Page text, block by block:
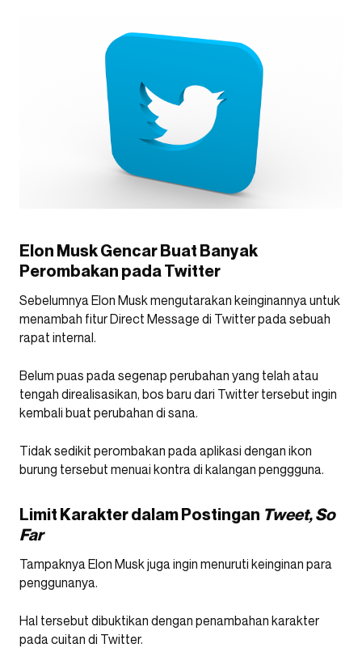
Elon Musk Gencar Buat Banyak
Perombakan pada Twitter
Sebelumnya Elon Musk mengutarakan keinginannya untuk
menambah fitur Direct Message di Twitter pada sebuah
rapat internal.
Belum puas pada segenap perubahan yang telah atau
tengah direalisasikan, bos baru dari Twitter tersebut ingin
kembali buat perubahan di sana.
Tidak sedikit perombakan pada aplikasi dengan ikon
burung tersebut menuai kontra di kalangan penggguna.
Limit Karakter dalam Postingan Tweet, So
Far
Tampaknya Elon Musk juga ingin menuruti keinginan para
penggunanya.
Hal tersebut dibuktikan dengan penambahan karakter
pada cuitan di Twitter.